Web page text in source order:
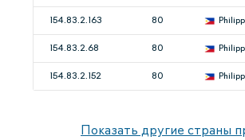
154.83.2.163 80
154.83.2.68 80
154.83.2.152 80
Показать другие страны